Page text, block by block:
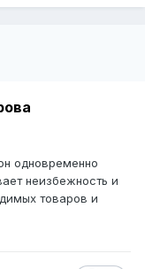
одновременно
неизбежность и
товаров и